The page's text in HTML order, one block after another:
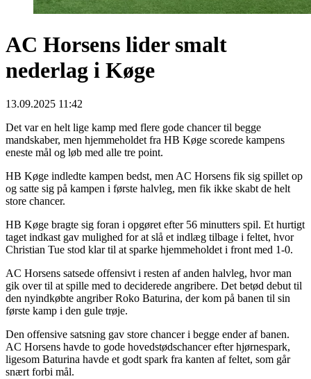
AC Horsens lider smalt
nederlag i Køge
13.09.2025 11:42
Det var en helt lige kamp med flere gode chancer til begge
mandskaber, men hjemmeholdet fra HB Køge scorede kampens
eneste mål og løb med alle tre point.
HB Køge indledte kampen bedst, men AC Horsens fik sig spillet op
og satte sig på kampen i første halvleg, men fik ikke skabt de helt
store chancer.
HB Køge bragte sig foran i opgøret efter 56 minutters spil. Et hurtigt
taget indkast gav mulighed for at slå et indlæg tilbage i feltet, hvor
Christian Tue stod klar til at sparke hjemmeholdet i front med 1-0.
AC Horsens satsede offensivt i resten af anden halvleg, hvor man
gik over til at spille med to deciderede angribere. Det betød debut til
den nyindkøbte angriber Roko Baturina, der kom på banen til sin
første kamp i den gule trøje.
Den offensive satsning gav store chancer i begge ender af banen.
AC Horsens havde to gode hovedstødschancer efter hjørnespark,
ligesom Baturina havde et godt spark fra kanten af feltet, som går
snært forbi mål.